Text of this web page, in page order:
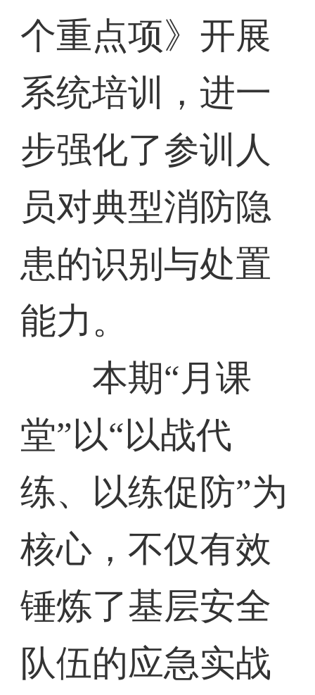
个重点项》开展
系统培训，进一
步强化了参训人
员对典型消防隐
患的识别与处置
能力。
本期“月课
堂”以“以战代
练、以练促防”为
核心，不仅有效
锤炼了基层安全
队伍的应急实战